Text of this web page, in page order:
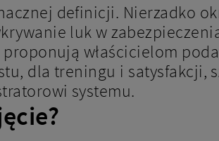
definicji. Nierzadko
luk w
właścicielom
dla treningu i satysfakcji,
systemu.